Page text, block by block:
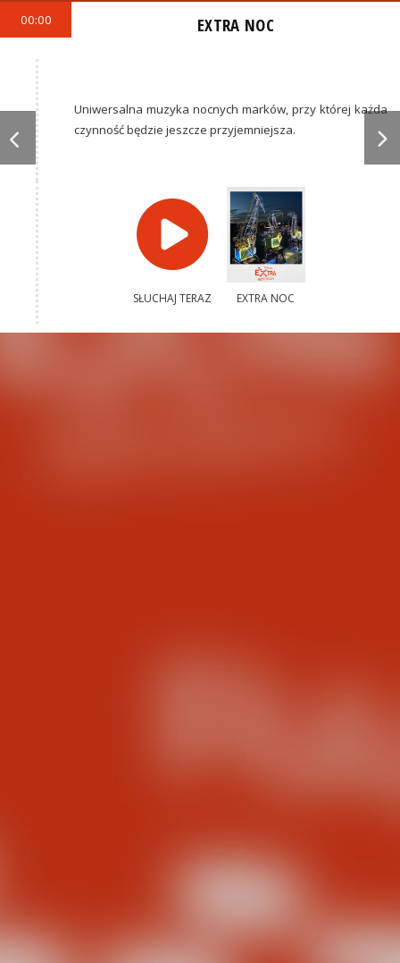
00:00 EXTRA NOC
Uniwersalna muzyka nocnych marków, przy której każda
czynność będzie jeszcze przyjemniejsza.
SŁUCHAJ TERAZ EXTRA NOC